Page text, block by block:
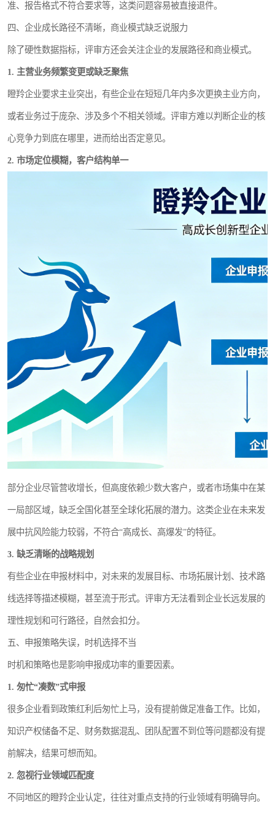
准、报告格式不符合要求等，这类问题容易被直接退件。
四、企业成长路径不清晰，商业模式缺乏说服力
除了硬性数据指标，评审方还会关注企业的发展路径和商业模式。
1. 主营业务频繁变更或缺乏聚焦
瞪羚企业要求主业突出，有些企业在短短几年内多次更换主业方向，
或者业务过于庞杂、涉及多个不相关领域。评审方难以判断企业的核
心竞争力到底在哪里，进而给出否定意见。
2. 市场定位模糊，客户结构单一
部分企业尽管营收增长，但高度依赖少数大客户，或者市场集中在某
一局部区域，缺乏全国化甚至全球化拓展的潜力。这类企业在未来发
展中抗风险能力较弱，不符合“高成长、高爆发”的特征。
3. 缺乏清晰的战略规划
有些企业在申报材料中，对未来的发展目标、市场拓展计划、技术路
线选择等描述模糊，甚至流于形式。评审方无法看到企业长远发展的
理性规划和可行路径，自然会扣分。
五、申报策略失误，时机选择不当
时机和策略也是影响申报成功率的重要因素。
1. 匆忙“凑数”式申报
很多企业看到政策红利后匆忙上马，没有提前做足准备工作。比如，
知识产权储备不足、财务数据混乱、团队配置不到位等问题都没有提
前解决，结果可想而知。
2. 忽视行业领域匹配度
不同地区的瞪羚企业认定，往往对重点支持的行业领域有明确导向。